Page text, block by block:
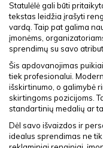
Statulėlė gali būti
tekstas leidžia įrašyti
vardą. Taip pat galima
įmonėms,
sprendimų su savo
Šis apdovanojimas
tiek profesionalui.
išskirtinumo, o galimybė
skirtingoms pozicijoms.
standartinių medalių ar
Dėl savo išvaizdos ir
idealus sprendimas ne